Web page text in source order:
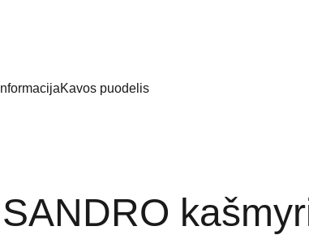
InformacijaKavos puodelis
SANDRO